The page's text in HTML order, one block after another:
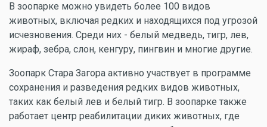
В зоопарке можно увидеть более 100 видов
животных, включая редких и находящихся под угрозой
исчезновения. Среди них - белый медведь, тигр, лев,
жираф, зебра, слон, кенгуру, пингвин и многие другие.
Зоопарк Стара Загора активно участвует в программе
сохранения и разведения редких видов животных,
таких как белый лев и белый тигр. В зоопарке также
работает центр реабилитации диких животных, где